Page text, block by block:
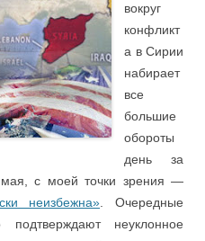
вокруг
конфликт
а в Сирии
набирает
все
большие
обороты
день за
с моей точки зрения —
неизбежна» . Очередные
неуклонное